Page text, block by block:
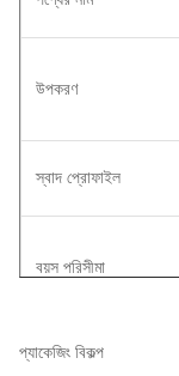
উপকরণ
স্বাদ প্রোফাইল
বয়স পরিসীমা
মূল্য শর্তাবলী
প্যাকেজিং বিকল্প